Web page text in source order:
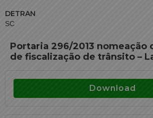
DETRAN
SC
Portaria 296/2013 nomeação
de fiscalização de trânsito –
Download